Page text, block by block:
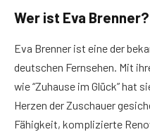
Wer ist Eva Brenner?
Eva Brenner ist eine der
deutschen Fernsehen. Mit
wie “Zuhause im Glück” hat
Herzen der Zuschauer
Fähigkeit, komplizierte